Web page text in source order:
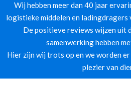
Wij hebben meer dan 40 jaar
logistieke middelen en ladingdragers
De positieve reviews wijzen uit
samenwerking hebben
Hier zijn wij trots op en we worden
plezier van